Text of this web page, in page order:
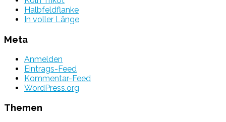
Halbfeldflanke
In voller Länge
Meta
Anmelden
Eintrags-Feed
Kommentar-Feed
WordPress.org
Themen